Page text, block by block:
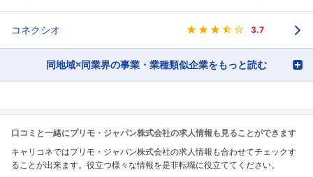
コネクシオ 3.7
同地域×同業界の事業・業種類似企業をもっと読む
口コミと一緒にプリモ・ジャパン株式会社の求人情報も見ることができます
キャリコネではプリモ・ジャパン株式会社の求人情報も合わせてチェックす
ることが出来ます。役立つ様々な情報を是非転職に役立ててください。